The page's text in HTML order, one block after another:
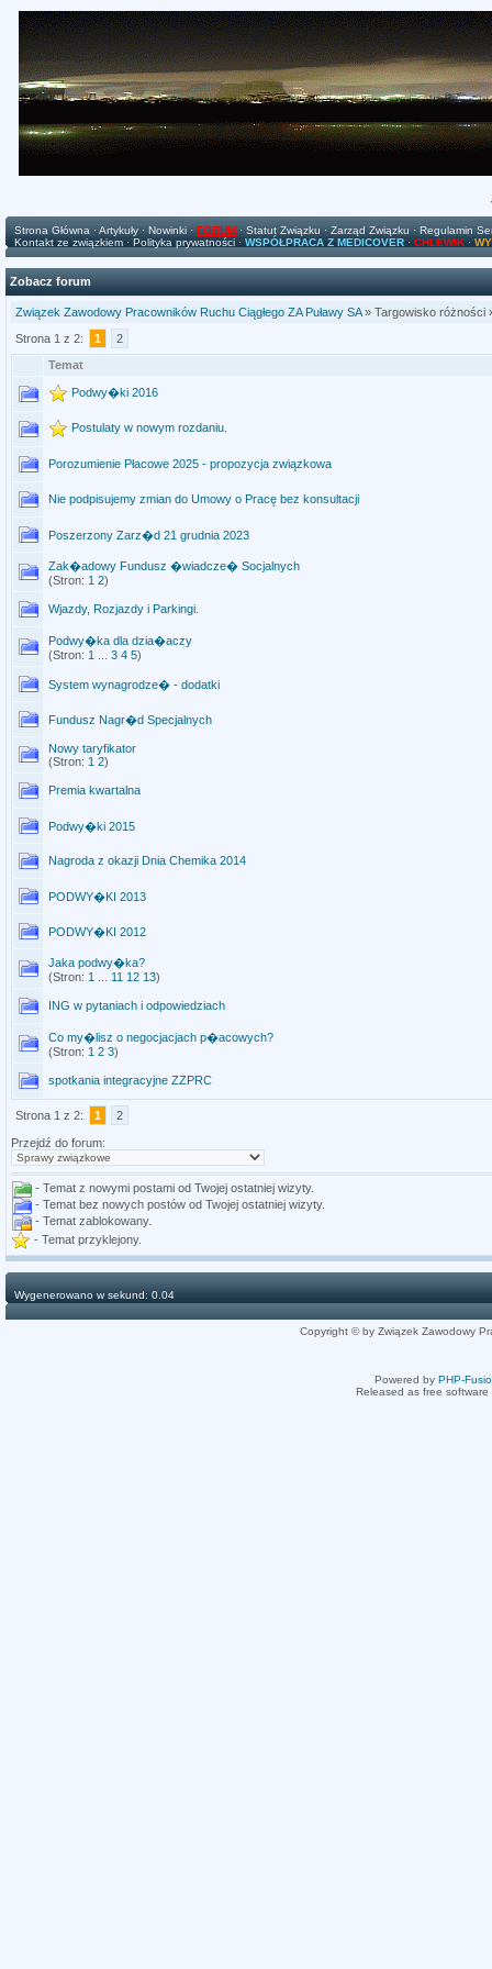
Strona Główna ·Artykuły · Nowinki · FORUM · Statut Związku · Zarząd Związku · Regulamin
Kontakt ze związkiem · Polityka prywatności · WSPÓŁPRACA Z MEDICOVER · CHLEWIK ·
Zobacz forum
Związek Zawodowy Pracowników Ruchu Ciągłego ZA Puławy SA» Targowisko różności
Strona 1 z 2:
1
2
Temat
Podwy�ki 2016
Postulaty w nowym rozdaniu.
Porozumienie Płacowe 2025 - propozycja związkowa
Nie podpisujemy zmian do Umowy o Pracę bez konsultacji
Poszerzony Zarz�d 21 grudnia 2023
Zak�adowy Fundusz �wiadcze� Socjalnych
(Stron: 1 2)
Wjazdy, Rozjazdy i Parkingi.
Podwy�ka dla dzia�aczy
(Stron: 1 3 4 5)
System wynagrodze� - dodatki
Fundusz Nagr�d Specjalnych
Nowy taryfikator
(Stron: 1 2)
Premia kwartalna
Podwy�ki 2015
Nagroda z okazji Dnia Chemika 2014
PODWY�KI 2013
PODWY�KI 2012
Jaka podwy�ka?
(Stron: 1 11 12 13)
ING w pytaniach i odpowiedziach
Co my�lisz o negocjacjach p�acowych?
(Stron: 1 2 3)
spotkania integracyjne ZZPRC
Strona 1 z 2: 1 2
Przejdź do forum:
- Temat z nowymi postami od Twojej ostatniej wizyty.
- Temat bez nowych postów od Twojej ostatniej wizyty.
- Temat zablokowany.
- Temat przyklejony.
Wygenerowano w sekund: 0.04
Copyright © by Związek Zawodowy
Powered by PHP-
Released as free